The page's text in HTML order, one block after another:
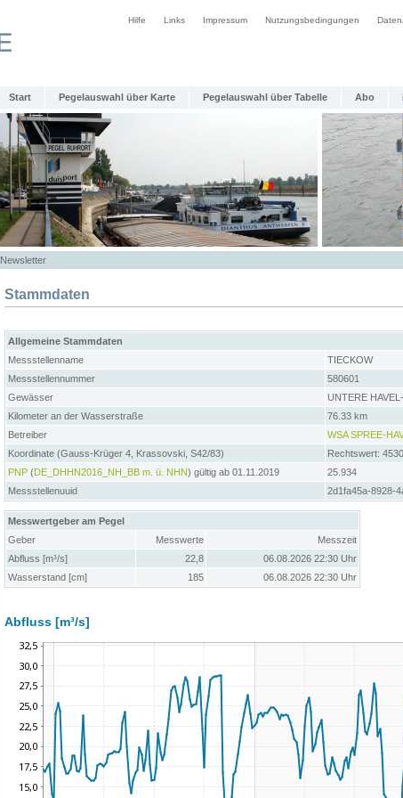
Hilfe Links Impressum Nutzungsbedingungen
Start Pegelauswahl über Karte Pegelauswahl über Tabelle Abo
Newsletter
Stammdaten
Allgemeine Stammdaten
Messstellenname
TIECKOW
Messstellennummer
580601
Gewässer
UNTERE
Kilometer an der Wasserstraße
76.33 km
Betreiber
WSA SPREE-
Koordinate (Gauss-Krüger 4, Krassovski, S42/83)
Rechtswert:
PNP (DE_DHHN2016_NH_BB m. ü. NHN) gültig ab 01.11.2019
25.934
Messstellenuuid
2d1fa45a-8928-
Messwertgeber am Pegel
Geber
Messwerte
Messzeit
Abfluss [m³/s]
22,8
06.08.2026 22:30 Uhr
Wasserstand [cm]
185 06.08.2026 22:30 Uhr
Abfluss [m³/s]